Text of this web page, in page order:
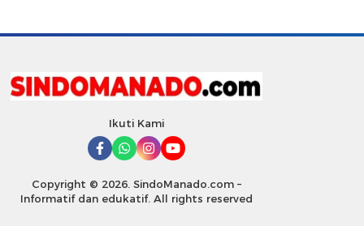
Ikuti Kami
Copyright © 2026. SindoManado.com –
Informatif dan edukatif. All rights reserved